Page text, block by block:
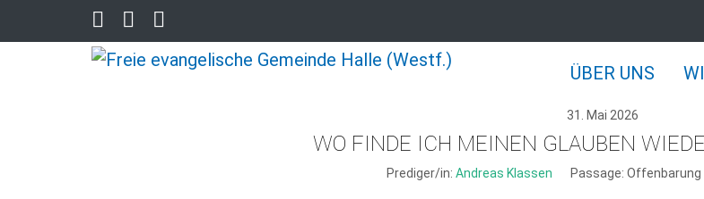
ÜBER UNS
31. Mai 2026
WO FINDE ICH MEINEN GLAUBEN
Prediger/in: Andreas Klassen Passage: Offenbarung